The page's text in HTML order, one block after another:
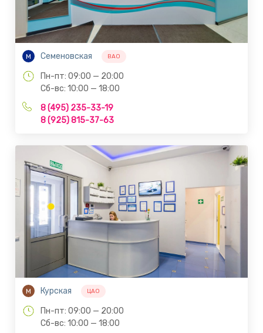
М Семеновская ВАО
Пн-пт: 09:00 — 20:00
Сб-вс: 10:00 — 18:00
8 (495) 235-33-19
8 (925) 815-37-63
М Курская ЦАО
Пн-пт: 09:00 — 20:00
Сб-вс: 10:00 — 18:00